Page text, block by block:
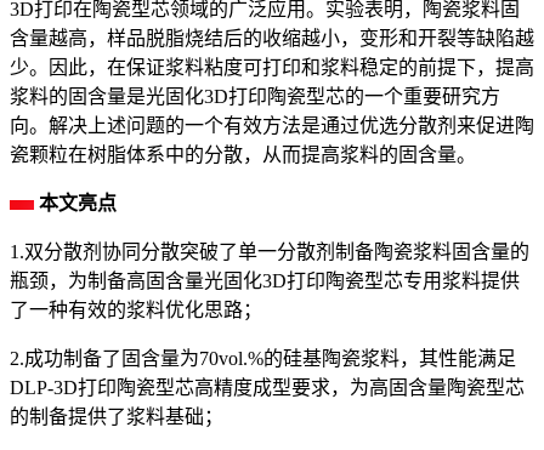
3D打印在陶瓷型芯领域的广泛应用。实验表明，陶瓷浆料固
含量越高，样品脱脂烧结后的收缩越小，变形和开裂等缺陷越
少。因此，在保证浆料粘度可打印和浆料稳定的前提下，提高
浆料的固含量是光固化3D打印陶瓷型芯的一个重要研究方
向。解决上述问题的一个有效方法是通过优选分散剂来促进陶
瓷颗粒在树脂体系中的分散，从而提高浆料的固含量。
本文亮点
1.双分散剂协同分散突破了单一分散剂制备陶瓷浆料固含量的
瓶颈，为制备高固含量光固化3D打印陶瓷型芯专用浆料提供
了一种有效的浆料优化思路；
2.成功制备了固含量为70vol.%的硅基陶瓷浆料，其性能满足
DLP-3D打印陶瓷型芯高精度成型要求，为高固含量陶瓷型芯
的制备提供了浆料基础；